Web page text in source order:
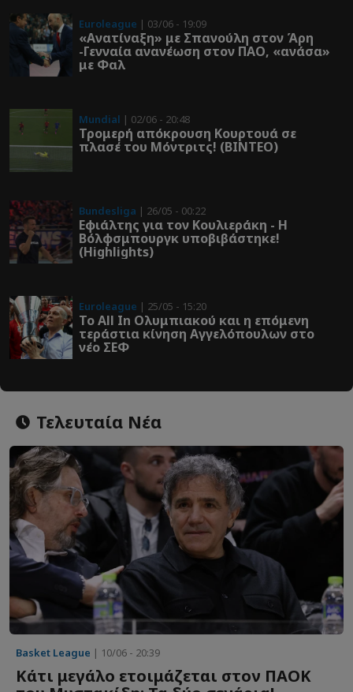
Euroleague | 03/06 - 19:09
«Ανατίναξη» με Σπανούλη στον Άρη
-Γενναία ανανέωση στον ΠΑΟ, «ανάσα»
με Φαλ
Mundial | 02/06 - 20:48
Τρομερή απόκρουση Κουρτουά σε
πλασέ του Μόντριτς! (ΒΙΝΤΕΟ)
Bundesliga | 26/05 - 00:22
Εφιάλτης για τον Κουλιεράκη - Η
Βόλφσμπουργκ υποβιβάστηκε!
(Highlights)
Euroleague | 25/05 - 15:20
Το All In Ολυμπιακού και η επόμενη
τεράστια κίνηση Αγγελόπουλων στο
νέο ΣΕΦ
Τελευταία Νέα
Basket League | 10/06 - 20:39
Κάτι μεγάλο ετοιμάζεται στον ΠΑΟΚ